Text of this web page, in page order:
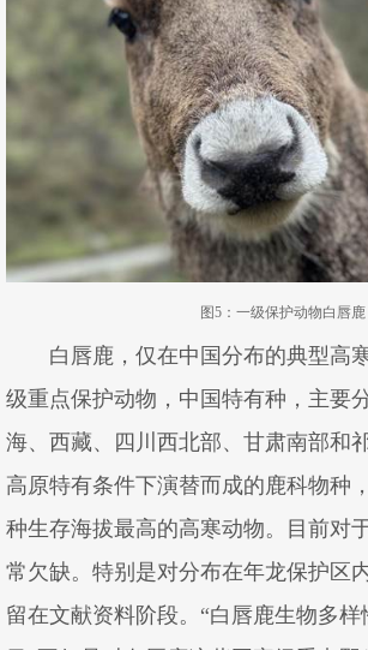
图5：一级保护动物白唇鹿
白唇鹿，仅在中国分布的典型高
级重点保护动物，中国特有种，主要
海、西藏、四川西北部、甘肃南部和
高原特有条件下演替而成的鹿科物种
种生存海拔最高的高寒动物。目前对
常欠缺。特别是对分布在年龙保护区
留在文献资料阶段。“白唇鹿生物多样